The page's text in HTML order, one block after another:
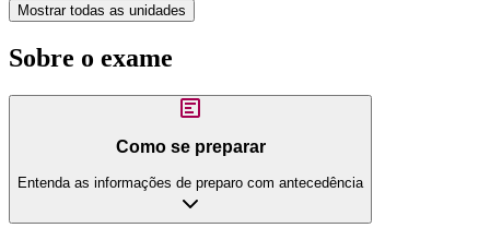
Mostrar todas as unidades
Sobre o exame
Como se preparar
Entenda as informações de preparo com antecedência